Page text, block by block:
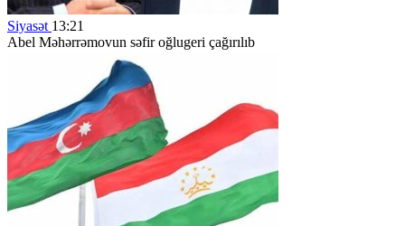
Siyasət 13:21
Abel Məhərrəmovun səfir oğlugeri çağırılıb